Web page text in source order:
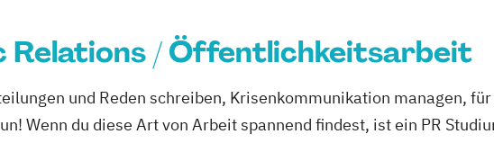
Relations / Öffentlichkeitsarbeit
und Reden schreiben, Krisenkommunikation managen,
Wenn du diese Art von Arbeit spannend findest, ist ein PR